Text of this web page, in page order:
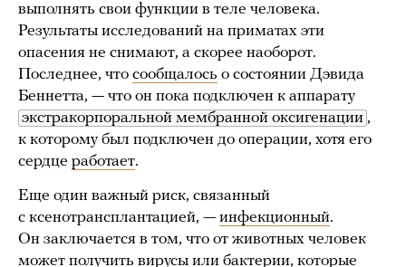
выполнять свои функции в теле человека.
Результаты исследований на приматах эти
опасения не снимают, а скорее наоборот.
Последнее, что сообщалось о состоянии Дэвида
Беннетта, — что он пока подключен к аппарату
экстракорпоральной мембранной оксигенации ,
к которому был подключен до операции, хотя его
сердце работает.
Еще один важный риск, связанный
с ксенотрансплантацией, — инфекционный.
Он заключается в том, что от животных человек
может получить вирусы или бактерии, которые